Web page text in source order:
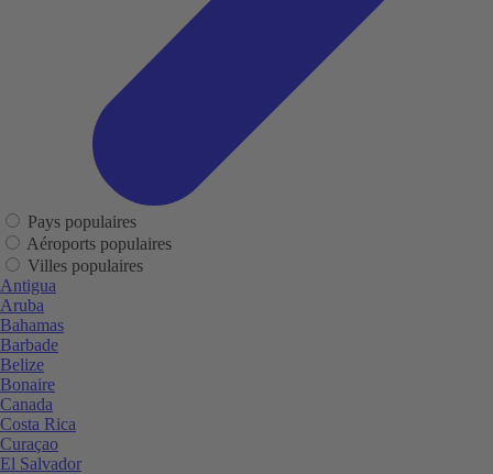
Pays populaires
Aéroports populaires
Villes populaires
Antigua
Aruba
Bahamas
Barbade
Belize
Bonaire
Canada
Costa Rica
Curaçao
El Salvador